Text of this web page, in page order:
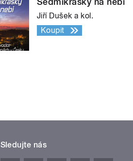
Jiří Dušek a kol.
Koupit
Sledujte nás